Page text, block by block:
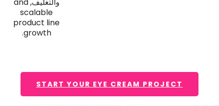
والتغليف,and
scalable
product line
growth
.
START YOUR EYE CREAM PROJECT